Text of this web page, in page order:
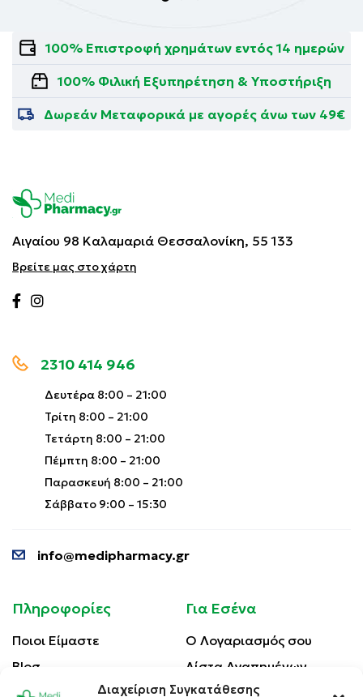
Διαχείριση Συγκατάθεσης
100% Επιστροφή χρημάτων εντός 14 ημερών
100% Φιλική Εξυπηρέτηση & Υποστήριξη
Δωρεάν Μεταφορικά με αγορές άνω των 49€
Αιγαίου 98 Καλαμαριά Θεσσαλονίκη, 55 133
Βρείτε μας στο χάρτη
2310 414 946
Δευτέρα 8:00 – 21:00
Τρίτη 8:00 – 21:00
Τετάρτη 8:00 – 21:00
Πέμπτη 8:00 – 21:00
Παρασκευή 8:00 – 21:00
Σάββατο 9:00 – 15:30
info@medipharmacy.gr
Πληροφορίες
Ποιοι Είμαστε
Blog
Επικοινωνία
Για Εσένα
Ο Λογαριασμός σου
Λίστα Αγαπημένων
Οι Παραγγελίες σου